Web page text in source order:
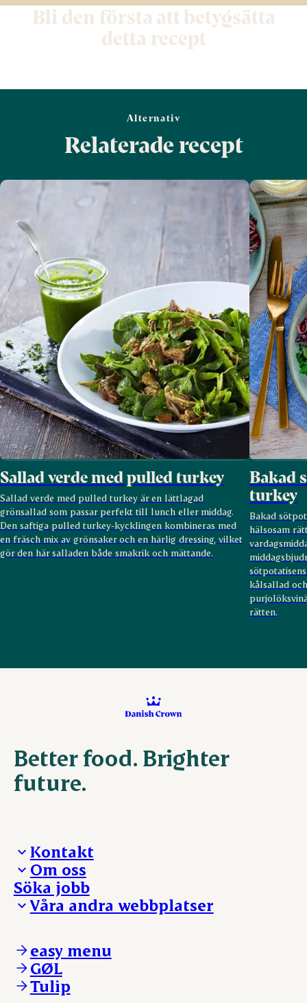
Bli den första att betygsätta
detta recept
Alternativ
Relaterade recept
Sallad verde med pulled turkey
Sallad verde med pulled turkey är en lättlagad
grönsallad som passar perfekt till lunch eller middag.
Den saftiga pulled turkey-kycklingen kombineras med
en fräsch mix av grönsaker och en härlig dressing, vilket
gör den här salladen både smakrik och mättande.
Bakad
turkey
Bakad
hälsosam
kålsallad
rätten.
Better food. Brighter
future.
Kontakt
Presskontakt – För dig som är journalist
Reklamation
Visselblåsning
Om oss
Vi tar ledningen
Våra ställen
Söka jobb
Våra andra webbplatser
ESS-FOOD.com
KLS.se
nordicspoor.com
easy menu
GØL
Tulip